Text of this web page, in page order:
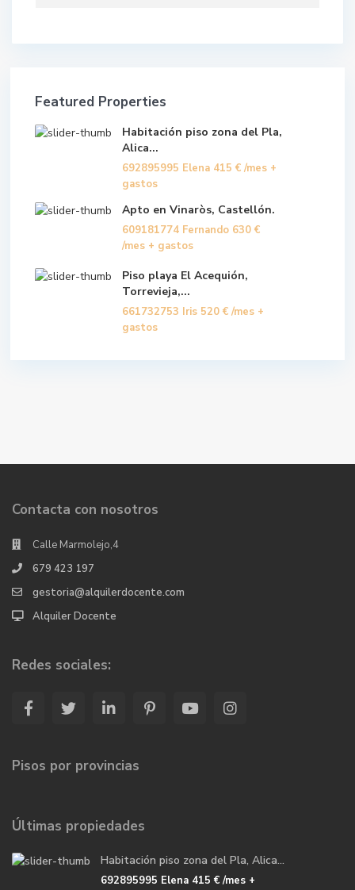
Featured Properties
Habitación piso zona del Pla,
Alica...
692895995 Elena 415 € /mes +
gastos
Apto en Vinaròs, Castellón.
609181774 Fernando 630 €
/mes + gastos
Piso playa El Acequión,
Torrevieja,...
661732753 Iris 520 € /mes +
gastos
Contacta con nosotros
Calle Marmolejo,4
679 423 197
gestoria@alquilerdocente.com
Alquiler Docente
Redes sociales:
Pisos por provincias
Últimas propiedades
Habitación piso zona del Pla, Alica...
692895995 Elena 415 €/mes +